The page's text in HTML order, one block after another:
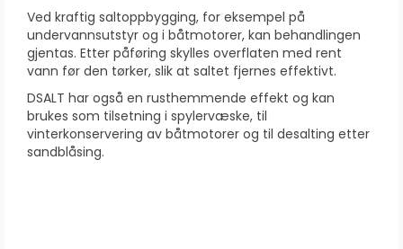
Ved kraftig saltoppbygging, for eksempel på
undervannsutstyr og i båtmotorer, kan behandlingen
gjentas. Etter påføring skylles overflaten med rent
vann før den tørker, slik at saltet fjernes effektivt.
DSALT har også en rusthemmende effekt og kan
brukes som tilsetning i spylervæske, til
vinterkonservering av båtmotorer og til desalting etter
sandblåsing.